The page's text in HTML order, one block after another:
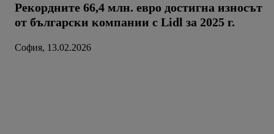
Рекордните 66,4 млн. евро достигна износът
от български компании с Lidl за 2025 г.
София, 13.02.2026